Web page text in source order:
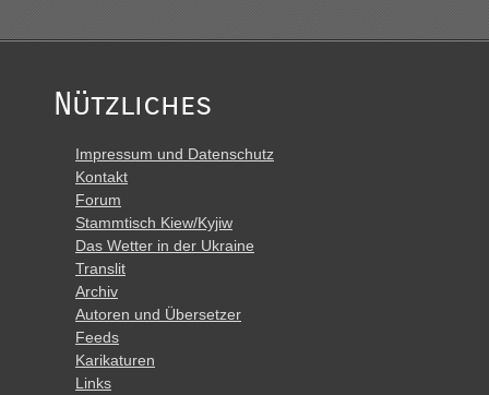
Nützliches
Impressum und Datenschutz
Kontakt
Forum
Stammtisch Kiew/Kyjiw
Das Wetter in der Ukraine
Translit
Archiv
Autoren und Übersetzer
Feeds
Karikaturen
Links